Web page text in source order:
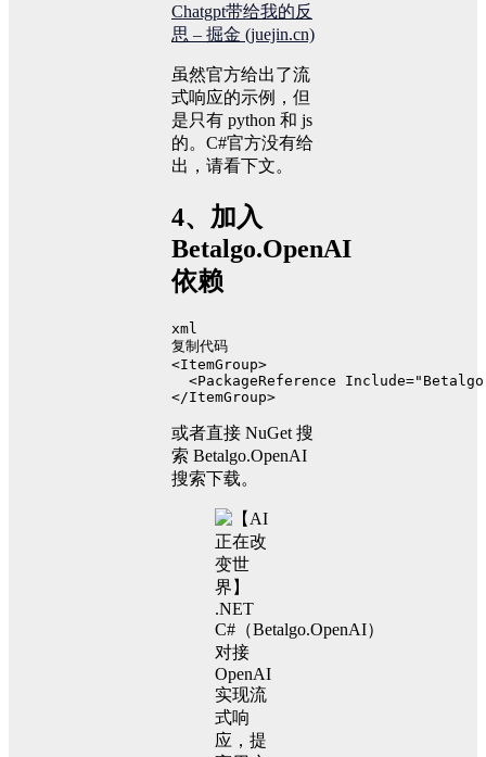
Chatgpt带给我的反
思 – 掘金 (juejin.cn)
虽然官方给出了流
式响应的示例，但
是只有 python 和 js
的。C#官方没有给
出，请看下文。
4、加入
Betalgo.OpenAI
依赖
xml
复制代码
<ItemGroup>
<PackageReference Include=
</ItemGroup>
或者直接 NuGet 搜
索 Betalgo.OpenAI
搜索下载。